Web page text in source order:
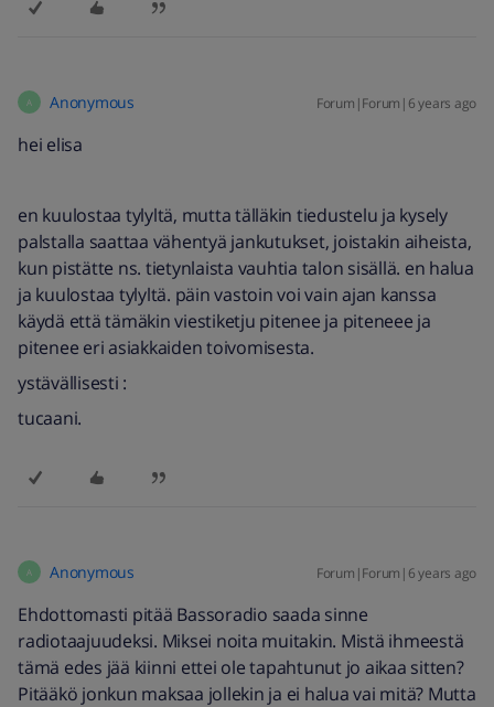
A Anonymous Forum|Forum|6 years ago
hei elisa
en kuulostaa tylyltä, mutta tälläkin tiedustelu ja kysely
palstalla saattaa vähentyä jankutukset, joistakin aiheista,
kun pistätte ns. tietynlaista vauhtia talon sisällä. en halua
ja kuulostaa tylyltä. päin vastoin voi vain ajan kanssa
käydä että tämäkin viestiketju pitenee ja piteneee ja
pitenee eri asiakkaiden toivomisesta.
ystävällisesti :
tucaani.
A Anonymous Forum|Forum|6 years ago
Ehdottomasti pitää Bassoradio saada sinne
radiotaajuudeksi. Miksei noita muitakin. Mistä ihmeestä
tämä edes jää kiinni ettei ole tapahtunut jo aikaa sitten?
Pitääkö jonkun maksaa jollekin ja ei halua vai mitä? Mutta